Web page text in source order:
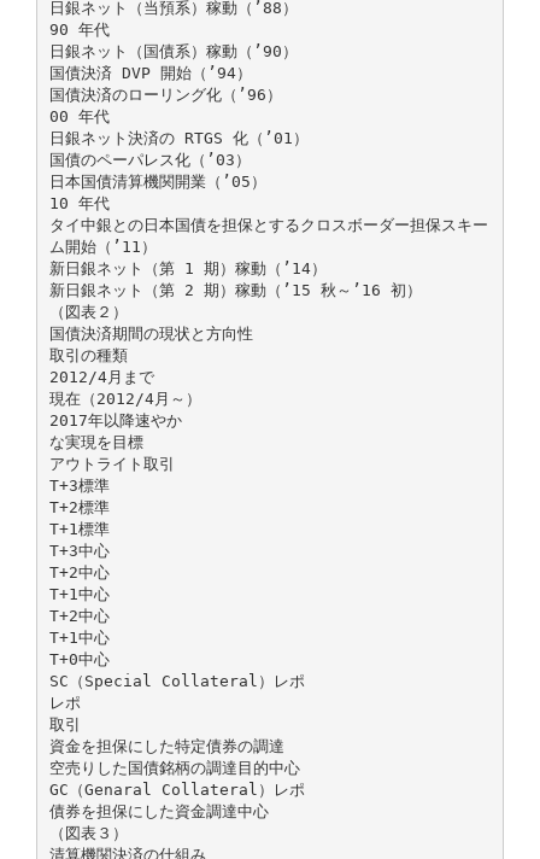
日銀ネット（当預系）稼動（’88）
90 年代
日銀ネット（国債系）稼動（’90）
国債決済 DVP 開始（’94）
国債決済のローリング化（’96）
00 年代
日銀ネット決済の RTGS 化（’01）
国債のペーパレス化（’03）
日本国債清算機関開業（’05）
10 年代
タイ中銀との日本国債を担保とするクロスボーダー担保スキー
ム開始（’11）
新日銀ネット（第 1 期）稼動（’14）
新日銀ネット（第 2 期）稼動（’15 秋～’16 初）
（図表２）
国債決済期間の現状と方向性
取引の種類
2012/4月まで
現在（2012/4月～）
2017年以降速やか
な実現を目標
アウトライト取引
T+3標準
T+2標準
T+1標準
T+3中心
T+2中心
T+1中心
T+2中心
T+1中心
T+0中心
SC（Special Collateral）レポ
レポ
取引
資金を担保にした特定債券の調達
空売りした国債銘柄の調達目的中心
GC（Genaral Collateral）レポ
債券を担保にした資金調達中心
（図表３）
清算機関決済の仕組み